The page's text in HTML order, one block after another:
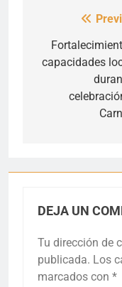
de
entradas
capacidades
DEJA UN
Tu dirección de
publicada. Los
marcados con *